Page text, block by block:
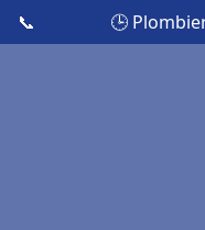
📞 🕒